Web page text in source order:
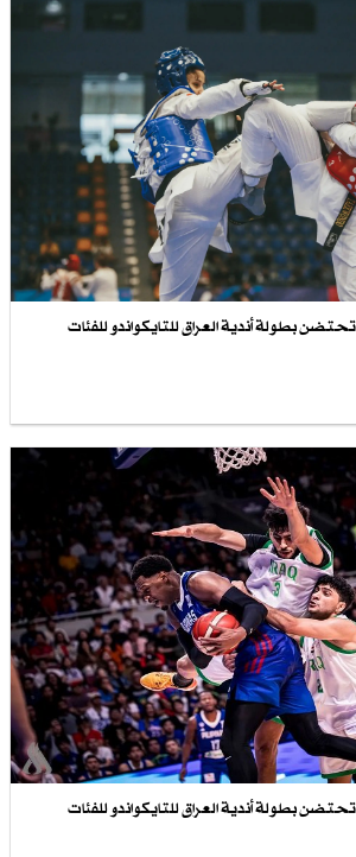
بطولة أندية العراق للتايكواندو للفئات
بطولة أندية العراق للتايكواندو للفئات